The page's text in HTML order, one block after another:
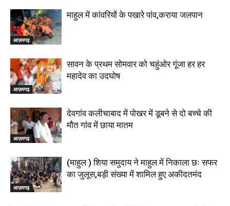
आज़मगढ़
माहुल में कांवरियों के पखारे पांव,कराया जलपान
आज़मगढ़
सावन के प्रथम सोमवार को चहुंओर गूंजा हर हर
महादेव का उदघोष
आज़मगढ़
देवगांव कलीचाबाद में पोखर में डूबने से दो बच्चे की
मौत गांव में छाया मातम
आज़मगढ़
(माहुल ) शिया समुदाय ने माहुल में निकाला छः सफर
का जुलूस,बड़ी संख्या में शामिल हुए अकीदतमंद